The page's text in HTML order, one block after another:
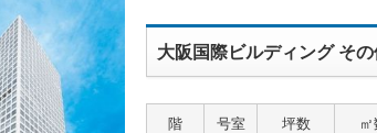
大阪国際ビルディング そ
階 号室 坪数